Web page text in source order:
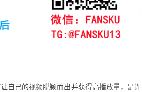
自己的视频脱颖而出并获得高播放量，是许